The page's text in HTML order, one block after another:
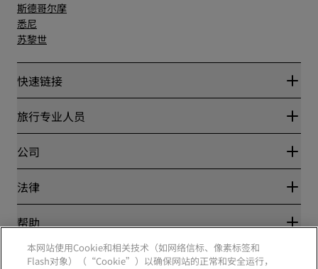
斯德哥尔摩
悉尼
苏黎世
快速链接
丽赏会
Blog
目的地
丽笙酒店集团APP
体育认证酒店
家庭友好型酒店
旅行专业人员
合作伙伴
公司
丽笙酒店集团
工作机会 RHG
工作机会 PPHE
工作机会 EHL
The Club by RHG
法律
隐私中心
丽赏会条款和条件
网站使用协议
帮助
消费者警示
社交媒体
本网站使用Cookie和相关技术（如网络信标、像素标签和
Flash对象）（“Cookie”）以确保网站的正常和安全运行，